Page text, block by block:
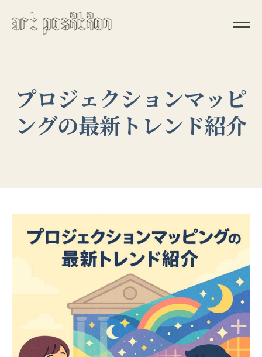
プロジェクションマッピ
ングの最新トレンド紹介